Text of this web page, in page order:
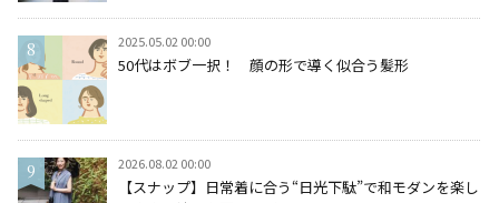
2025.05.02 00:00
50代はボブ一択！ 顔の形で導く似合う髪形
2026.08.02 00:00
【スナップ】日常着に合う“日光下駄”で和モダンを楽し